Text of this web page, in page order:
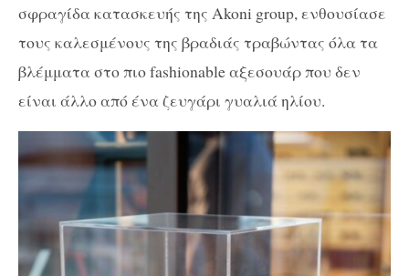
σφραγίδα κατασκευής της Akoni group, ενθουσίασε
τους καλεσμένους της βραδιάς τραβώντας όλα τα
βλέμματα στο πιο fashionable αξεσουάρ που δεν
είναι άλλο από ένα ζευγάρι γυαλιά ηλίου.